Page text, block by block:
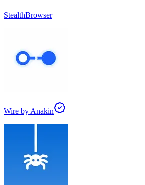
StealthBrowser
Wire by Anakin